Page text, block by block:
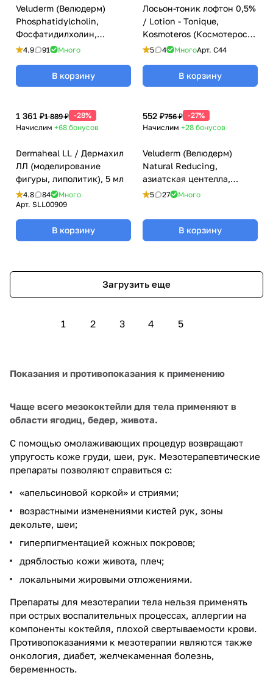
Veluderm (Велюдерм)
Phosphatidylcholin,
Фосфатидилхолин,
(прямой липолитик,
жировых отложений), 5 мл
4.9 91 Много
В корзину
Лосьон-тоник лофтон 0,5%
/ Lotion - Tonique,
Kosmoteros (Космотерос),
6 мл
5 4 МногоАрт. C44
В корзину
1 361 ₽1 889 ₽ -28%
Начислим +68 бонусов
Dermaheal LL / Дермахил
ЛЛ (моделирование
фигуры, липолитик), 5 мл
4.8 84
Много
Арт. SLL00909
В корзину
552 ₽756 ₽ -27%
Начислим +28 бонусов
Veluderm (Велюдерм)
Natural Reducing,
азиатская центелла,
артишок, рутин (подтяжка
5 27 Много
В корзину
Загрузить еще
1 2 3 4 5
Показания и противопоказания к применению
Чаще всего мезококтейли для тела применяют в
области ягодиц, бедер, живота.
С помощью омолаживающих процедур возвращают
упругость коже груди, шеи, рук. Мезотерапевтические
препараты позволяют справиться с:
«апельсиновой коркой» и стриями;
возрастными изменениями кистей рук, зоны
декольте, шеи;
гиперпигментацией кожных покровов;
дряблостью кожи живота, плеч;
локальными жировыми отложениями.
Препараты для мезотерапии тела нельзя применять
при острых воспалительных процессах, аллергии на
компоненты коктейля, плохой свертываемости крови.
Противопоказаниями к мезотерапии являются также
онкология, диабет, желчекаменная болезнь,
беременность.